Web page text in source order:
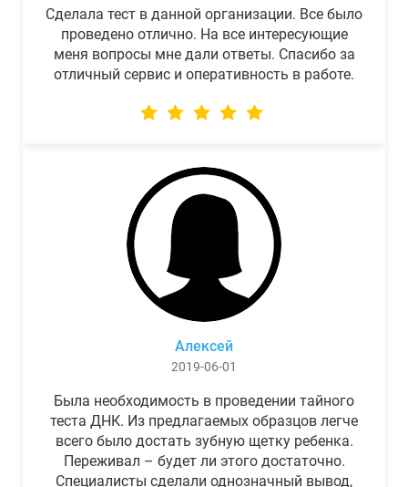
Сделала тест в данной организации. Все было
проведено отлично. На все интересующие
меня вопросы мне дали ответы. Спасибо за
отличный сервис и оперативность в работе.
Алексей
2019-06-01
Была необходимость в проведении тайного
теста ДНК. Из предлагаемых образцов легче
всего было достать зубную щетку ребенка.
Переживал – будет ли этого достаточно.
Специалисты сделали однозначный вывод,